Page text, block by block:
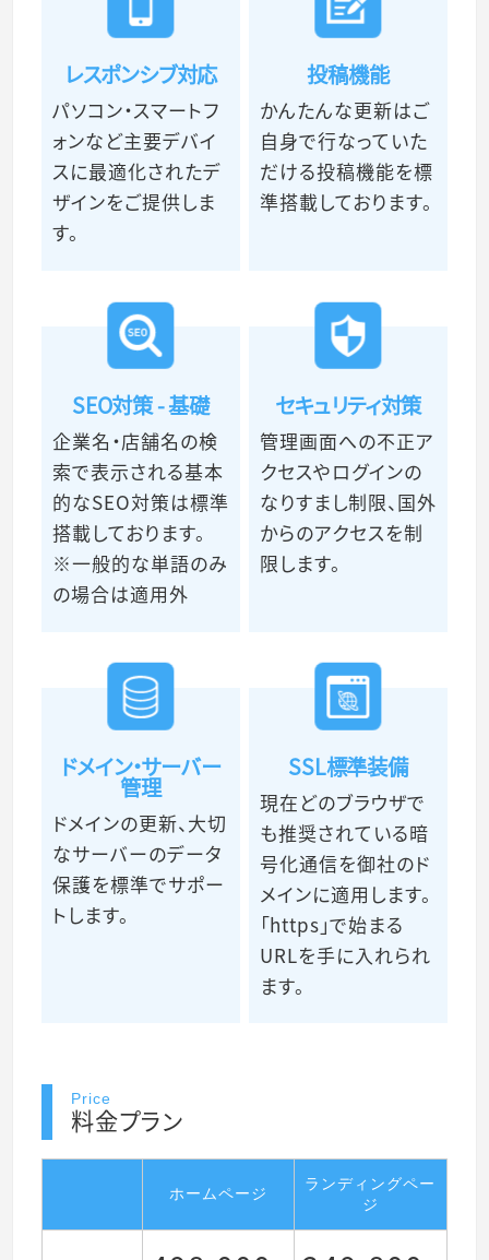
レスポンシブ対応
パソコン・スマートフ
ォンなど主要デバイ
スに最適化されたデ
ザインをご提供しま
す。
投稿機能
かんたんな更新はご
自身で行なっていた
だける投稿機能を標
準搭載しております。
SEO対策 - 基礎
企業名・店舗名の検
索で表示される基本
的なSEO対策は標準
搭載しております。
※一般的な単語のみ
の場合は適用外
セキュリティ対策
管理画面への不正ア
クセスやログインの
なりすまし制限、国外
からのアクセスを制
限します。
ドメイン・サーバー
管理
ドメインの更新、大切
なサーバーのデータ
保護を標準でサポー
トします。
SSL標準装備
現在どのブラウザで
も推奨されている暗
号化通信を御社のド
メインに適用します。
「https」で始まる
URLを手に入れられ
ます。
Price
料金プラン
ホームページ
ランディングペー
ジ